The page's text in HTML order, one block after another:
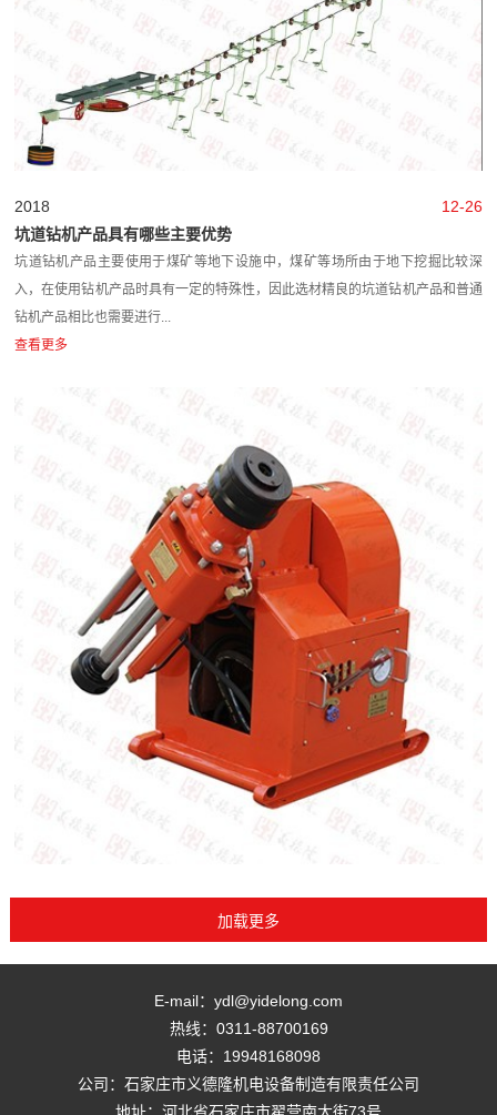
12-26
2018
坑道钻机产品具有哪些主要优势
坑道钻机产品主要使用于煤矿等地下设施中，煤矿等场所由于地下挖掘比较深
入，在使用钻机产品时具有一定的特殊性，因此选材精良的坑道钻机产品和普通
钻机产品相比也需要进行...
查看更多
E-mail：ydl@yidelong.com
热线：0311-88700169
电话：19948168098
公司：石家庄市义德隆机电设备制造有限责任公司